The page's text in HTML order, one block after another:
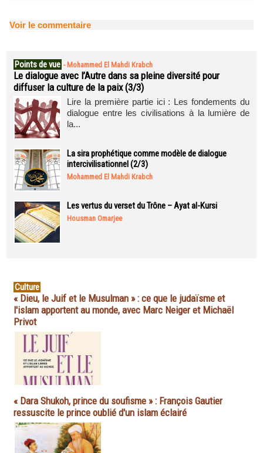
Voir le commentaire
Points de vue - Mohammed El Mahdi Krabch
Le dialogue avec l’Autre dans sa pleine diversité pour
diffuser la culture de la paix (3/3)
Lire la première partie ici : Les fondements du
dialogue entre les civilisations à la lumière de
la...
La sira prophétique comme modèle de dialogue
intercivilisationnel (2/3)
Mohammed El Mahdi Krabch
Les vertus du verset du Trône – Ayat al-Kursi
Housman Omarjee
Culture
« Dieu, le Juif et le Musulman » : ce que le judaïsme et
l'islam apportent au monde, avec Marc Neiger et Michaël
Privot
« Dara Shukoh, prince du soufisme » : François Gautier
ressuscite le prince oublié d'un islam éclairé